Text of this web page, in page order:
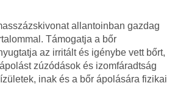
allantoinban gazdag
Támogatja a bőr
az irritált és igénybe vett bőrt,
zúzódások és izomfáradtság
inak és a bőr ápolására fizikai